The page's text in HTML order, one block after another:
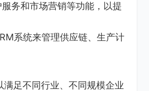
务和市场营销等功能，以提
系统来管理供应链、生产计
足不同行业、不同规模企业